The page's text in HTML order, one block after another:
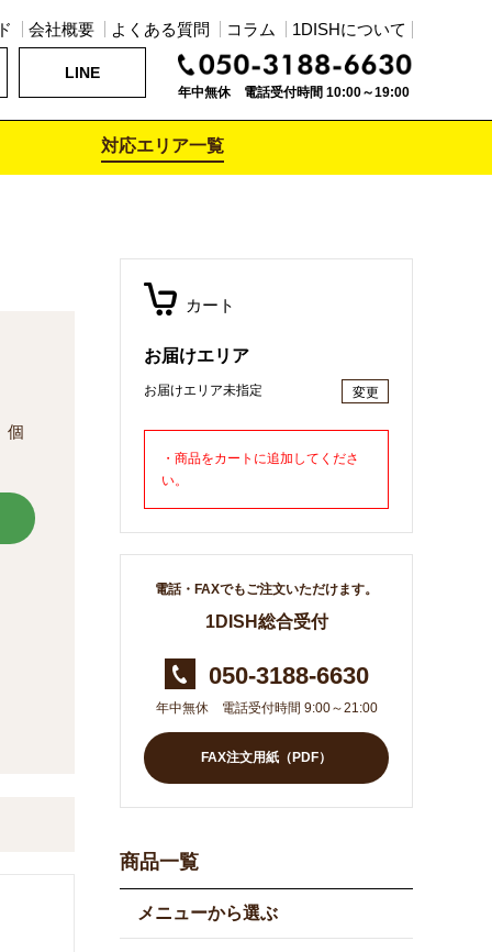
会社概要 よくある質問 コラム 1DISHについて
LINE
年中無休 電話受付時間 10:00～19:00
対応エリア一覧
個
カート
お届けエリア
お届けエリア未指定 変更
・商品をカートに追加してくださ
い。
電話・FAXでもご注文いただけます。
1DISH総合受付
050-3188-6630
年中無休 電話受付時間 9:00～21:00
FAX注文用紙（PDF）
商品一覧
メニューから選ぶ